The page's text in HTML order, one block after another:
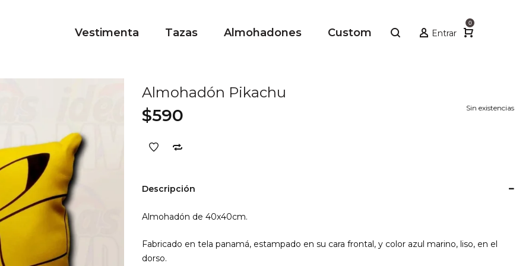
Entrar
0
Vestimenta Tazas Almohadones Custom
Almohadón Pikachu
Sin existencias
$590
Descripción
Almohadón de 40x40cm.
Fabricado en tela panamá, estampado en su cara frontal, y color azul marino, liso, en el
dorso.